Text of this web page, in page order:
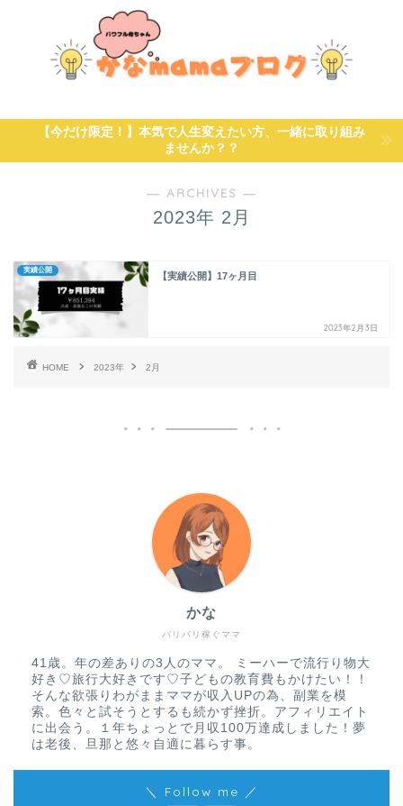
【今だけ限定！】本気で人生変えたい方、一緒に取り組み
ませんか？？
― ARCHIVES ―
2023年 2月
実績公開
【実績公開】17ヶ月目
2023年2月3日
HOME 2023年 2月
バリバリ稼ぐママ
かな
41歳。年の差ありの3人のママ。 ミーハーで流行り物大
好き♡旅行大好きです♡子どもの教育費もかけたい！！
そんな欲張りわがままママが収入UPの為、副業を模
索。色々と試そうとするも続かず挫折。アフィリエイト
に出会う。１年ちょっとで月収100万達成しました！夢
は老後、旦那と悠々自適に暮らす事。
＼ Follow me ／